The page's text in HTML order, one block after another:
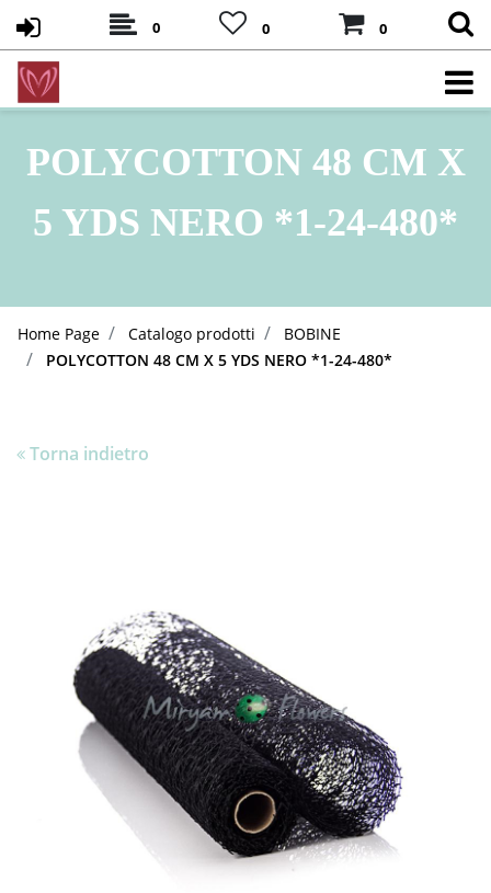
0 0 0
POLYCOTTON 48 CM X
5 YDS NERO *1-24-480*
Home Page Catalogo prodotti
BOBINE
POLYCOTTON 48 CM X 5 YDS NERO *1-24-480*
Torna indietro